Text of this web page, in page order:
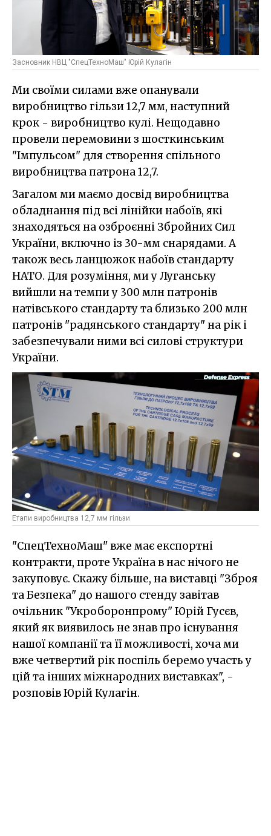
Засновник НВЦ "СпецТехноМаш" Юрій Кулагін
Ми своїми силами вже опанували
виробництво гільзи 12,7 мм, наступний
крок - виробництво кулі. Нещодавно
провели перемовини з шосткинським
"Імпульсом" для створення спільного
виробництва патрона 12,7.
Загалом ми маємо досвід виробництва
обладнання під всі лінійки набоїв, які
знаходяться на озброєнні Збройних Сил
України, включно із 30-мм снарядами. А
також весь ланцюжок набоїв стандарту
НАТО. Для розуміння, ми у Луганську
вийшли на темпи у 300 млн патронів
натівського стандарту та близько 200 млн
патронів "радянського стандарту" на рік і
забезпечували ними всі силові структури
України.
Етапи виробництва 12,7 мм гільзи
"СпецТехноМаш" вже має експортні
контракти, проте Україна в нас нічого не
закуповує. Скажу більше, на виставці "Зброя
та Безпека" до нашого стенду завітав
очільник "Укроборонпрому" Юрій Гусєв,
який як виявилось не знав про існування
нашої компанії та її можливості, хоча ми
вже четвертий рік поспіль беремо участь у
цій та інших міжнародних виставках", -
розповів Юрій Кулагін.